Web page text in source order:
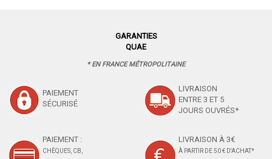
GARANTIES
QUAE
* EN FRANCE MÉTROPOLITAINE
PAIEMENT
SÉCURISÉ
LIVRAISON
ENTRE 3 ET 5
JOURS OUVRÉS*
PAIEMENT :
CHÈQUES, CB,
LIVRAISON À 3€
À PARTIR DE 50 € D'ACHAT*